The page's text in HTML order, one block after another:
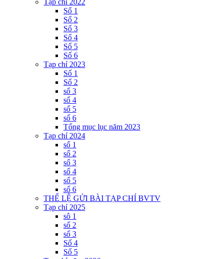
Tạp chí 2022
Số 1
Số 2
Số 3
Số 4
Số 5
Số 6
Tạp chí 2023
Số 1
Số 2
số 3
số 4
số 5
số 6
Tổng mục lục năm 2023
Tạp chí 2024
số 1
số 2
số 3
số 4
số 5
số 6
THỂ LỆ GỬI BÀI TẠP CHÍ BVTV
Tạp chí 2025
sô 1
số 2
số 3
Số 4
Số 5